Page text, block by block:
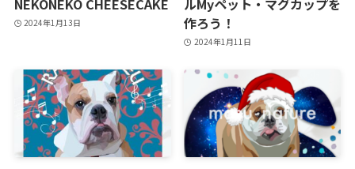
NEKONEKO CHEESECAKE
2024年1月13日
ルMyペット・マグカップを
作ろう！
2024年1月11日